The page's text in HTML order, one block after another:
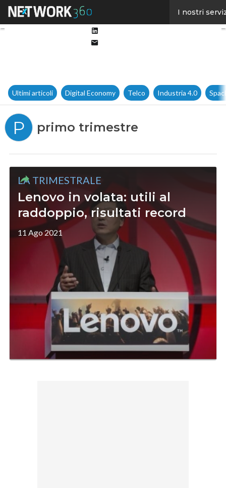
I nostri
Ultimi articoli Digital Economy Telco Industria 4.0
P primo trimestre
LA TRIMESTRALE
Lenovo in volata: utili al
raddoppio, risultati record
11 Ago 2021